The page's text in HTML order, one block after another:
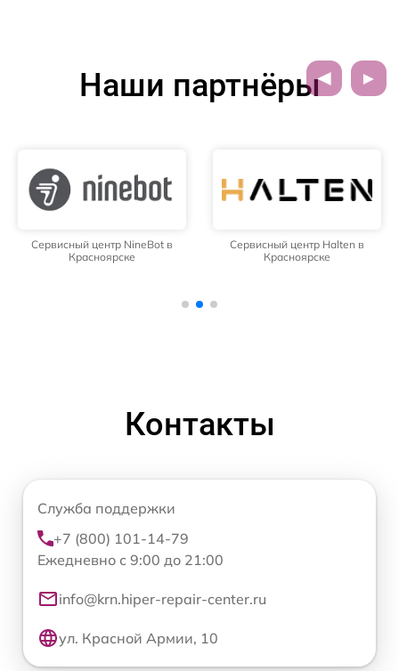
Наши партнёры
Сервисный центр NineBot в
Красноярске
Сервисный центр Halten в
Красноярске
Контакты
Служба поддержки
+7 (800) 101-14-79
Ежедневно с 9:00 до 21:00
info@krn.hiper-repair-center.ru
ул. Красной Армии, 10